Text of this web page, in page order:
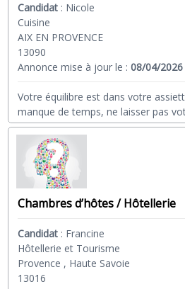
Candidat : Nicole
Cuisine
AIX EN PROVENCE
13090
Annonce mise à jour le :08/04/2026
Votre équilibre est dans votre
manque de temps, ne laisser pas
Chambres d’hôtes / Hôtellerie
Candidat : Francine
Hôtellerie et Tourisme
Provence , Haute Savoie
13016